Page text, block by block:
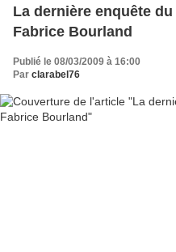
La dernière enquête
Fabrice Bourland
Publié le 08/03/2009 à 16:00
Par clarabel76